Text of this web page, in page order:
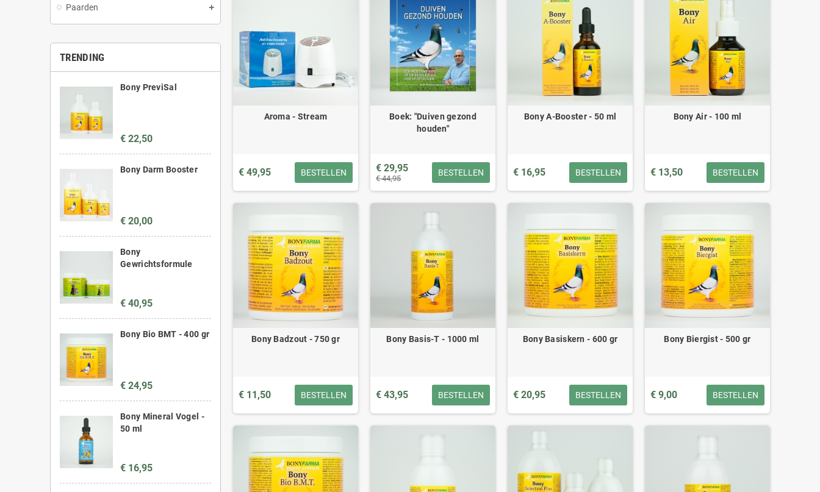
Paarden
TRENDING
Bony PreviSal
€ 22,50
Bony Darm Booster
€ 20,00
Bony
Gewrichtsformule
€ 40,95
Bony Bio BMT - 400 gr
€ 24,95
Bony Mineral Vogel -
50 ml
€ 16,95
Aroma - Stream
€ 49,95 BESTELLEN
Boek: "Duiven gezond
houden"
€ 29,95
€ 44,95
BESTELLEN
Bony A-Booster - 50 ml
€ 16,95 BESTELLEN
Bony Air - 100 ml
€ 13,50 BESTELLEN
Bony Badzout - 750 gr
€ 11,50 BESTELLEN
Bony Basis-T - 1000 ml
€ 43,95 BESTELLEN
Bony Basiskern - 600 gr
€ 20,95 BESTELLEN
Bony Biergist - 500 gr
€ 9,00 BESTELLEN